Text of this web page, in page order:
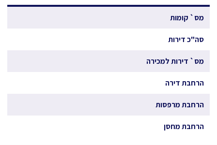
מס` קומות
סה"כ דירות
מס` דירות למכירה
הרחבת דירה
הרחבת מרפסות
הרחבת מחסן